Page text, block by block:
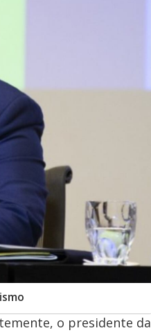
o presidente da